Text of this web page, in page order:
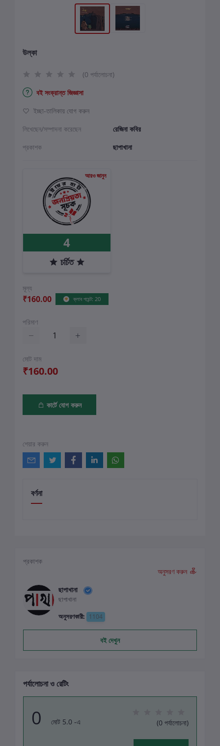
উল্কা
(0 পর্যালোচনা)
বই সংক্রান্ত জিজ্ঞাসা
ইচ্ছা-তালিকায় যোগ করুন
লিখেছেন/সম্পাদনা করেছেন
রেজিনা কবির
প্রকাশক
ছাপাখানা
আরও জানুন
4
চর্চিত
মূল্য
₹160.00 ক্লাব পয়েন্ট: 20
পরিমাণ
মোট দাম
₹160.00
কার্টে যোগ করুন
শেয়ার করুন
বর্ণনা
প্রকাশক
অনুসরণ করুন
ছাপাখানা
ছাপাখানা
অনুসরণকারী: 1104
বই দেখুন
পর্যালোচনা ও রেটিং
0 মোট 5.0 -এ (0 পর্যালোচনা)